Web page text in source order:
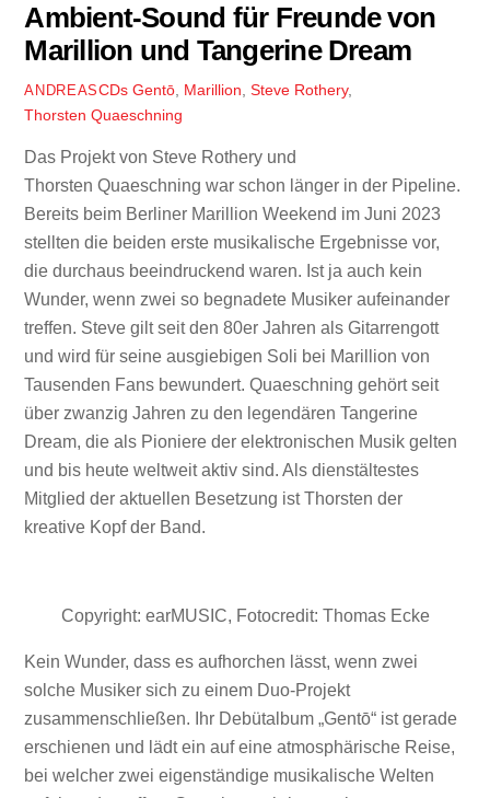
Ambient-Sound für Freunde von
Marillion und Tangerine Dream
ANDREASCDs Gentō, Marillion Steve Rothery,
Thorsten Quaeschning
Das Projekt von Steve Rothery und
ThorstenQuaeschning war schon länger in der Pipeline.
Bereits beim Berliner Marillion Weekend im Juni 2023
stellten die beiden erste musikalische Ergebnisse vor,
die durchaus beeindruckend waren. Ist ja auch kein
Wunder, wenn zwei so begnadete Musiker aufeinander
treffen. Steve gilt seit den 80er Jahren als Gitarrengott
und wird für seine ausgiebigen Soli bei Marillion von
Tausenden Fans bewundert. Quaeschning gehört seit
über zwanzig Jahren zu den legendärenTangerine
Dream, die als Pioniere der elektronischen Musik gelten
und bis heute weltweit aktiv sind. Als dienstältestes
Mitglied der aktuellen Besetzung ist Thorsten der
kreative Kopf der Band.
Copyright: earMUSIC, Fotocredit: Thomas Ecke
Kein Wunder, dass es aufhorchen lässt, wenn zwei
solche Musiker sich zu einem Duo-Projekt
zusammenschließen. Ihr Debütalbum „Gentō“ ist gerade
erschienen und lädt ein auf eine atmosphärische Reise,
bei welcher zwei eigenständige musikalische Welten